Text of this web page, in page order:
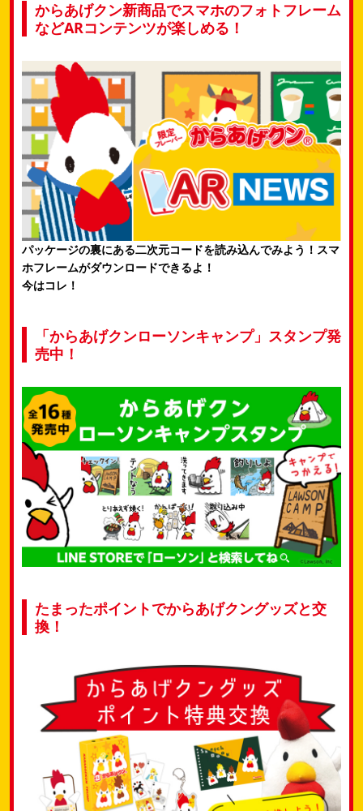
からあげクン新商品でスマホのフォトフレーム
などARコンテンツが楽しめる！
パッケージの裏にある二次元コードを読み込んでみよう！スマ
ホフレームがダウンロードできるよ！
今はコレ！
「からあげクンローソンキャンプ」スタンプ発
売中！
たまったポイントでからあげクングッズと交
換！